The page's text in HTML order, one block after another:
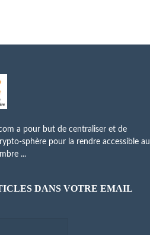
a pour but de centraliser et de
sphère pour la rendre accessible au
...
DANS VOTRE EMAIL